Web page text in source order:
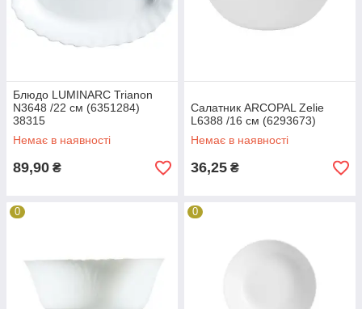
Блюдо LUMINARC Trianon
N3648 /22 см (6351284)
38315
Немає в наявності
89,90 ₴
Салатник ARCOPAL Zelie
L6388 /16 см (6293673)
Немає в наявності
36,25 ₴
0 0